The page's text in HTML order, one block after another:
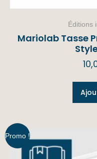
Éditions
Mariolab Tasse
Promo !